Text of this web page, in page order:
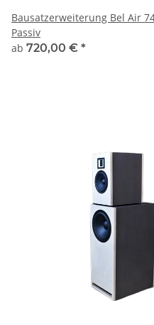
Bausatzerweiterung Bel Air
Passiv
ab 720,00 € *